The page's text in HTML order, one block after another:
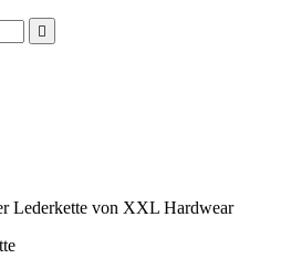

Lederkette von XXL Hardwear